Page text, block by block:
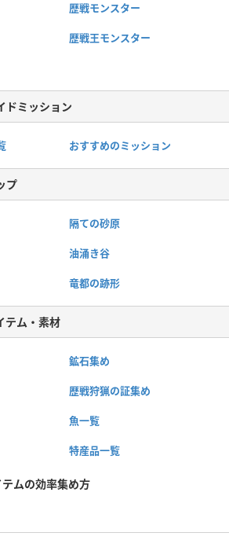
歴戦モンスター
歴戦王モンスター
ドミッション
おすすめのミッション
プ
隔ての砂原
油涌き谷
竜都の跡形
テム・素材
鉱石集め
歴戦狩猟の証集め
魚一覧
特産品一覧
ムの効率集め方